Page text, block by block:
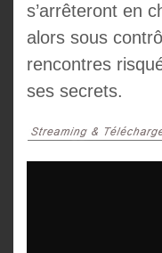
s’arrêteront en
alors sous
rencontres
ses secrets.